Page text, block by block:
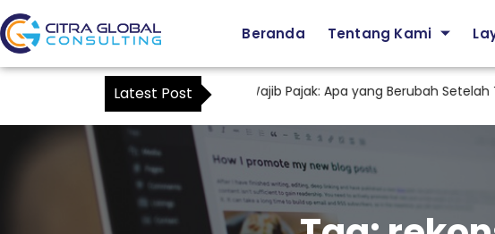
Beranda Tentang Kami
Latest Post
Staf Tax sebagai Kuasa Wajib Pajak: Apa yang Berubah Setelah